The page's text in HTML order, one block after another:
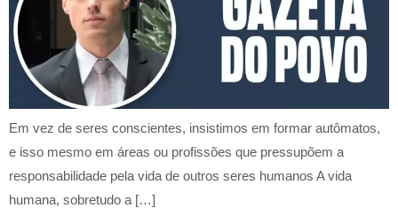
Em vez de seres conscientes, insistimos em formar autômatos,
e isso mesmo em áreas ou profissões que pressupõem a
responsabilidade pela vida de outros seres humanos A vida
humana, sobretudo a […]